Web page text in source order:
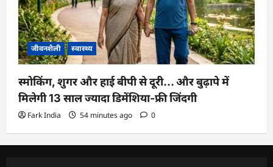
जीवनशैली स्वास्थ्य
स्मोकिंग, शुगर और हाई बीपी से दूरी… और बुढ़ापे में
मिलेगी 13 साल ज्यादा डिमेंशिया-फ्री जिंदगी
Fark India 54 minutes ago 0